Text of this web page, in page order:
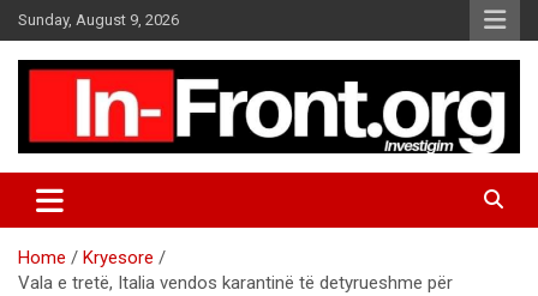
k
Sunday, August 9, 2026
Home
Kryesore
Vala e tretë, Italia vendos karantinë të detyrueshme për